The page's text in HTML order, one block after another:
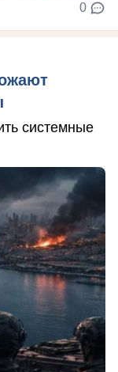
0
системные